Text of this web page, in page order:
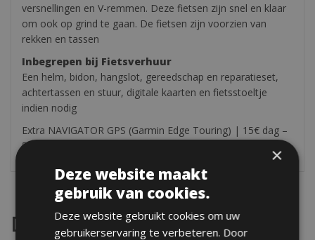
versnellingen en V-remmen. Deze fietsen zijn snel en klaar
om ook op grind te gaan. De fietsen zijn voorzien van
rekken en tassen
Inbegrepen bij Fietsverhuur
Een helm, bidon, hangslot, gereedschap en reparatieset,
achtertassen en stuur, digitale kaarten en fietsstoeltje
indien nodig
Extra NAVIGATOR GPS (Garmin Edge Touring) | 15€ dag –
50€ week
Destinations
×
Deze website maakt
gebruik van cookies.
Deze website gebruikt cookies om uw
gebruikerservaring te verbeteren. Door